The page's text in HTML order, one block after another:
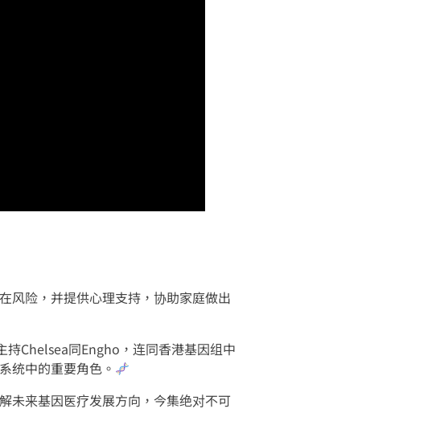
风险，并提供心理支持，协助家庭做出
持Chelsea同Engho，连同香港基因组中
统中的重要角色。
未来基因医疗发展方向，今集绝对不可